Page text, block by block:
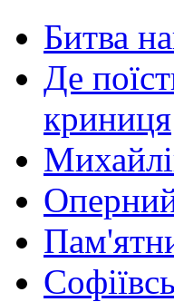
Битва
Де
криниця